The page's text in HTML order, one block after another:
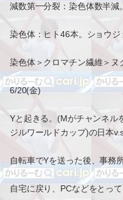
減数第一分裂：染色体数半減
染色体：ヒト46本。ショウジ
染色体＞クロマチン繊維＞ヌ
6/20(金)
Yと起きる。(Mがチャンネル
ジルワールドカップ)の日本
自転車でYを送った後、事務
自宅に戻り、PCなどをとって